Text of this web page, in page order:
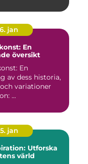
jan
En
översikt
En
av dess historia,
variationer
Introduction: ...
jan
Utforska
värld